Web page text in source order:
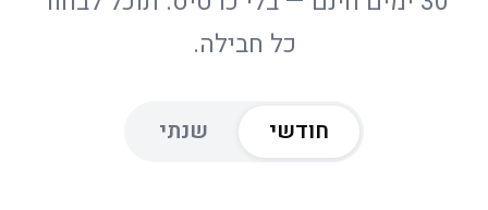
כל חבילה.
חודשי שנתי